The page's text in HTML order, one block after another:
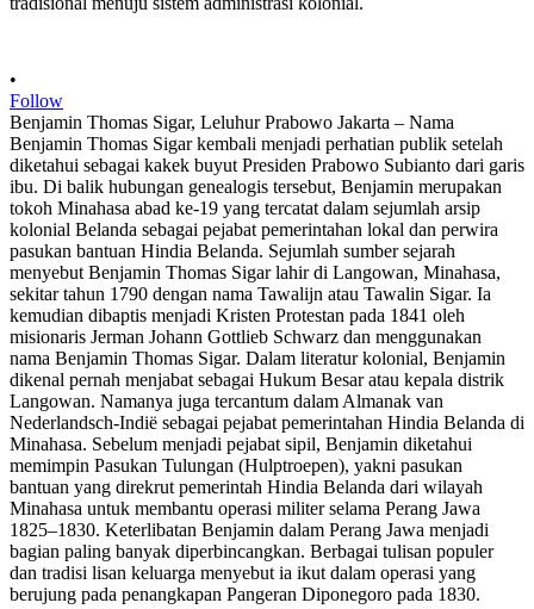
•
Follow
Benjamin Thomas Sigar, Leluhur Prabowo Jakarta – Nama
Benjamin Thomas Sigar kembali menjadi perhatian publik setelah
diketahui sebagai kakek buyut Presiden Prabowo Subianto dari garis
ibu. Di balik hubungan genealogis tersebut, Benjamin merupakan
tokoh Minahasa abad ke-19 yang tercatat dalam sejumlah arsip
kolonial Belanda sebagai pejabat pemerintahan lokal dan perwira
pasukan bantuan Hindia Belanda. Sejumlah sumber sejarah
menyebut Benjamin Thomas Sigar lahir di Langowan, Minahasa,
sekitar tahun 1790 dengan nama Tawalijn atau Tawalin Sigar. Ia
kemudian dibaptis menjadi Kristen Protestan pada 1841 oleh
misionaris Jerman Johann Gottlieb Schwarz dan menggunakan
nama Benjamin Thomas Sigar. Dalam literatur kolonial, Benjamin
dikenal pernah menjabat sebagai Hukum Besar atau kepala distrik
Langowan. Namanya juga tercantum dalam Almanak van
Nederlandsch-Indië sebagai pejabat pemerintahan Hindia Belanda di
Minahasa. Sebelum menjadi pejabat sipil, Benjamin diketahui
memimpin Pasukan Tulungan (Hulptroepen), yakni pasukan
bantuan yang direkrut pemerintah Hindia Belanda dari wilayah
Minahasa untuk membantu operasi militer selama Perang Jawa
1825–1830. Keterlibatan Benjamin dalam Perang Jawa menjadi
bagian paling banyak diperbincangkan. Berbagai tulisan populer
dan tradisi lisan keluarga menyebut ia ikut dalam operasi yang
berujung pada penangkapan Pangeran Diponegoro pada 1830.